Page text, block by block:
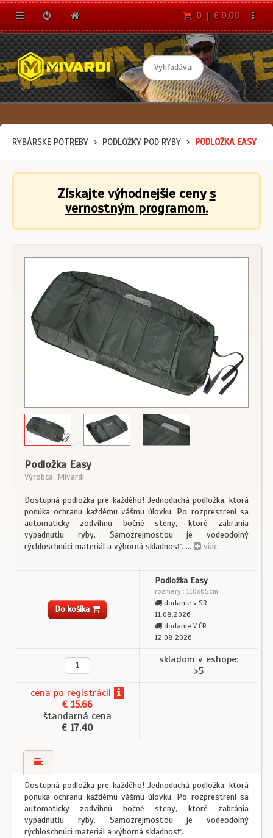
0 | € 0.00
RYBÁRSKE POTREBY PODLOŽKY POD RYBY PODLOŽKA EASY
Získajte výhodnejšie cenys
vernostným programom.
Podložka Easy
Výrobca: Mivardi
Dostupná podložka pre každého! Jednoduchá podložka, ktorá
ponúka ochranu každému vášmu úlovku. Po rozprestrení sa
automaticky zodvihnú bočné steny, ktoré zabránia
vypadnutiu ryby. Samozrejmosťou je vodeodolný
rýchloschnúci materiál a výborná skladnosť. ...
viac
Do košíka
Podložka Easy
rozmery:: 110x65cm
dodanie v SR
11.08.2026
dodanie V ČR
12.08.2026
skladom v eshope:
>5
cena po registrácii
€ 15.66
štandarná cena
€ 17.40
Dostupná podložka pre každého! Jednoduchá podložka, ktorá
ponúka ochranu každému vášmu úlovku. Po rozprestrení sa
automaticky zodvihnú bočné steny, ktoré zabránia
vypadnutiu ryby. Samozrejmosťou je vodeodolný
rýchloschnúci materiál a výborná skladnosť.